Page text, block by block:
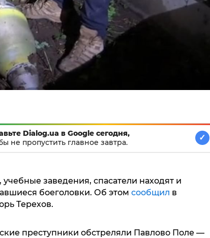
Dialog.ua в Google сегодня,
не пропустить главное завтра.
✓
заведения, спасатели находят и
боеголовки. Об этом сообщил в
Терехов.
преступники обстреляли Павлово Поле —